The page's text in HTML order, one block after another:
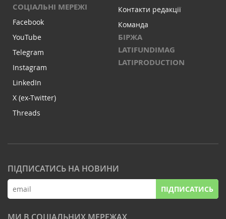
СОЦІАЛЬНІ МЕРЕЖІ
Facebook
YouTube
Telegram
Instagram
LinkedIn
X (ex-Twitter)
Threads
Контакти редакції
Команда
БІРЖА
LATIFUNDIMAG
LATIPRODUCTION
ПІДПИСАТИСЬ НА НОВИНИ
ПІДПИСАТИСЬ